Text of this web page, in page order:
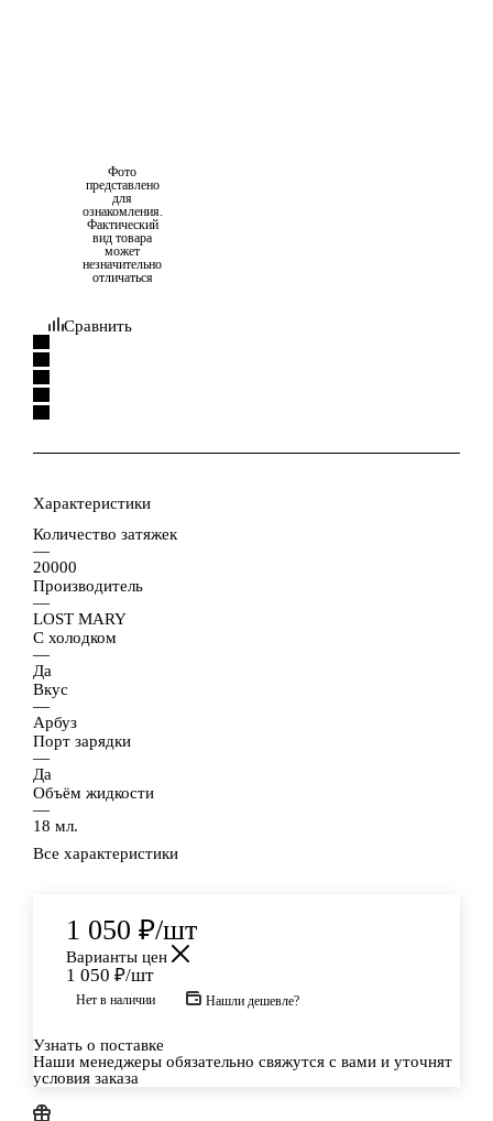
Фото
представлено
для
ознакомления.
Фактический
вид товара
может
незначительно
отличаться
Сравнить
Характеристики
Количество затяжек
—
20000
Производитель
—
LOST MARY
С холодком
—
Да
Вкус
—
Арбуз
Порт зарядки
—
Да
Объём жидкости
—
18 мл.
Все характеристики
1 050 ₽/шт
Варианты цен
1 050 ₽/шт
Нет в наличии Нашли дешевле?
Узнать о поставке
Наши менеджеры обязательно свяжутся с вами и уточнят
условия заказа